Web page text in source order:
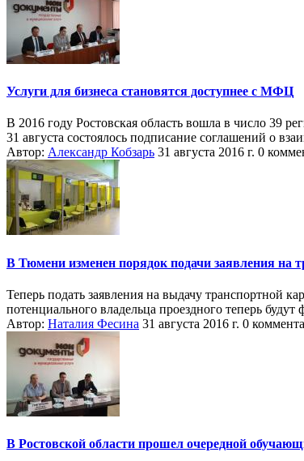
Услуги для бизнеса становятся доступнее с МФЦ
В 2016 году Ростовская область вошла в число 39
31 августа состоялось подписание соглашений о
Автор: Александр Кобзарь 31 августа 2016 г. 0
В Тюмени изменен порядок подачи заявления на
Теперь подать заявления на выдачу транспортной
потенциального владельца проездного теперь будут
Автор: Наталия Фесина 31 августа 2016 г. 0
В Ростовской области прошел очередной